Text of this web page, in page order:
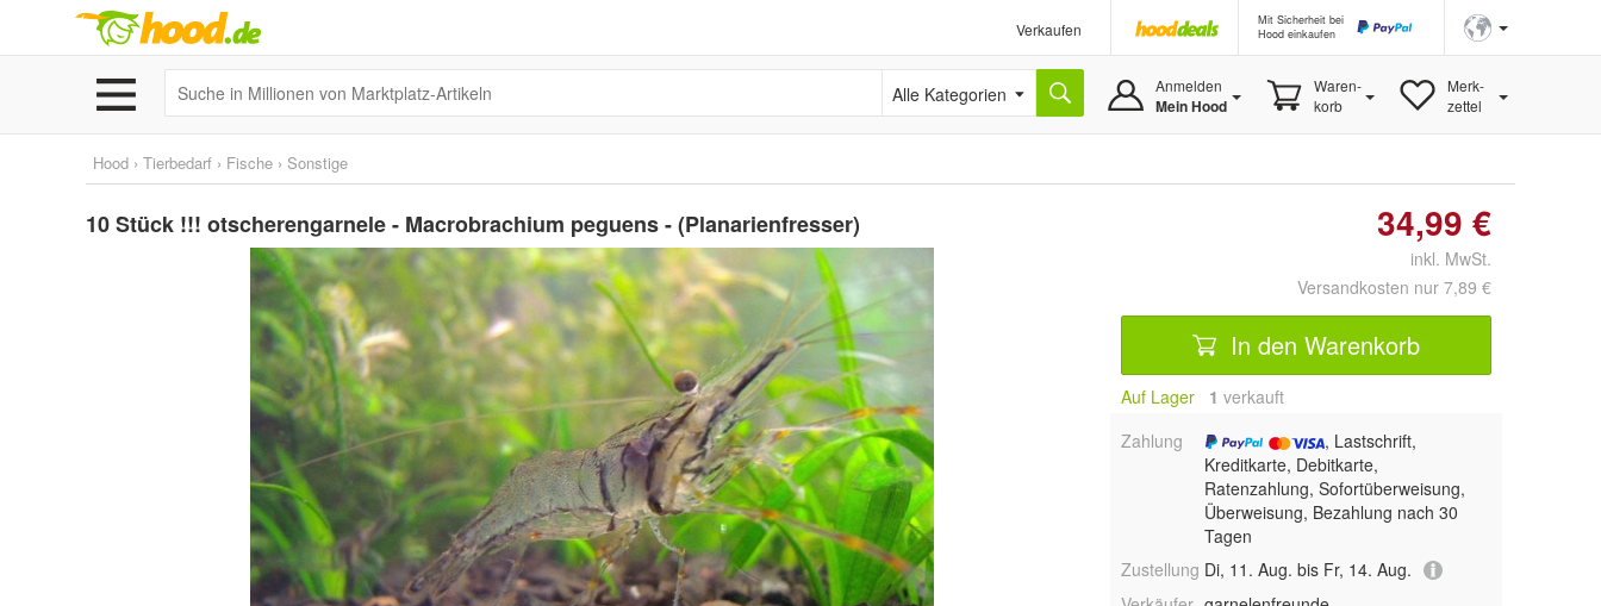
Verkaufen
Mit Sicherheit bei
Hood einkaufen
Alle Kategorien Anmelden
Mein Hood
Waren-
korb
Merk-
zettel
Hood › Tierbedarf › Fische › Sonstige
10 Stück !!! otscherengarnele - Macrobrachium peguens - (Planarienfresser) 34,99 €
inkl. MwSt.
Versandkosten nur 7,89 €
In den Warenkorb
Auf Lager 1 verkauft
Zahlung
, Lastschrift,
Kreditkarte, Debitkarte,
Ratenzahlung, Sofortüberweisung,
Überweisung, Bezahlung nach 30
Tagen
Zustellung Di, 11. Aug. bis Fr, 14. Aug.